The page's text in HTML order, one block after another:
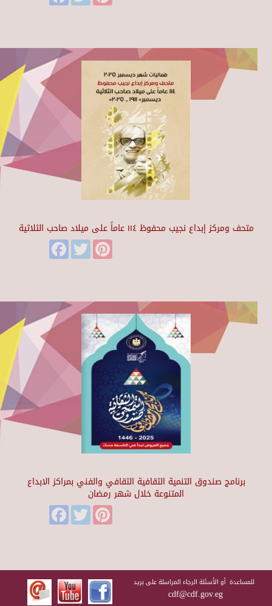
متحف ومركز إبداع نجيب محفوظ ١١٤ عاماً على ميلاد صاحب الثلاثية
FacebookTwitter
برنامج صندوق التنمية الثقافية الثقافي والفني بمراكز الابداع
المتنوعة خلال شهر رمضان
FacebookTwitter
للمساعدة أو الأسئلة الرجاء المراسلة على بريد
cdf@cdf.gov.eg